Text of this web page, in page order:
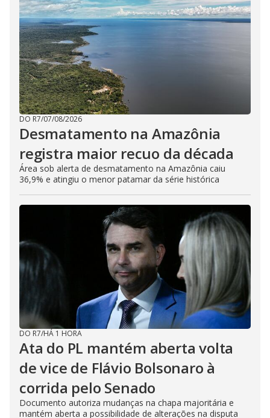
DO R7/07/08/2026
Desmatamento na Amazônia
registra maior recuo da década
Área sob alerta de desmatamento na Amazônia caiu
36,9% e atingiu o menor patamar da série histórica
DO R7/HÁ 1 HORA
Ata do PL mantém aberta volta
de vice de Flávio Bolsonaro à
corrida pelo Senado
Documento autoriza mudanças na chapa majoritária e
mantém aberta a possibilidade de alterações na disputa